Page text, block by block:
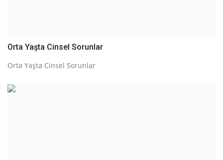
Orta Yaşta Cinsel Sorunlar
Orta Yaşta Cinsel Sorunlar